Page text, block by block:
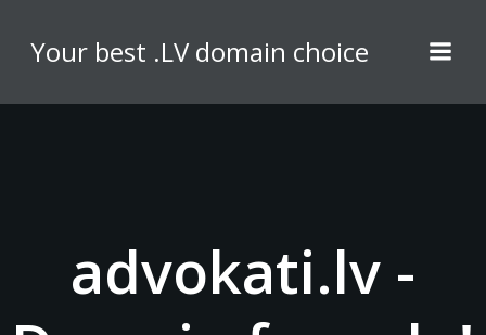
content
Your best .LV domain choice
advokati.lv -